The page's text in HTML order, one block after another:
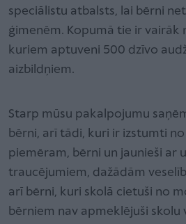
speciālistu atbalsts, lai bērni
ģimenēm. Kopumā tie ir vairāk
kuriem aptuveni 500 dzīvo
aizbildņiem.
Starp mūsu pakalpojumu
bērni, arī tādi, kuri ir izstumti
piemēram, bērni un jaunieši ar
traucējumiem, dažādām
arī bērni, kuri skolā cietuši no
bērniem nav apmeklējuši skolu